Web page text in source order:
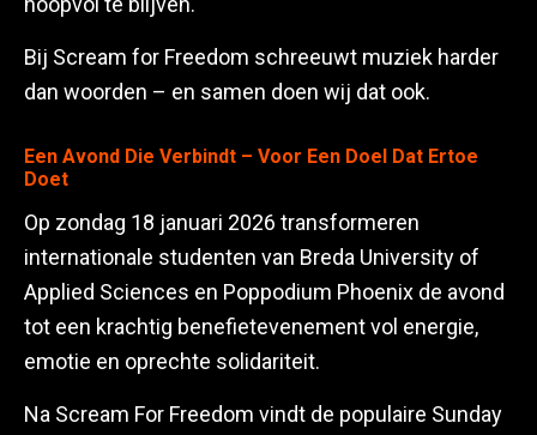
Bij Scream for Freedom schreeuwt muziek harder
dan woorden – en samen doen wij dat ook.
Een Avond Die Verbindt – Voor Een Doel Dat Ertoe
Doet
Op zondag 18 januari 2026 transformeren
internationale studenten van Breda University of
Applied Sciences en Poppodium Phoenix de avond
tot een krachtig benefietevenement vol energie,
emotie en oprechte solidariteit.
Na Scream For Freedom vindt de populaire Sunday